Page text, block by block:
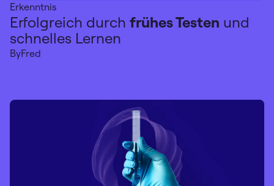
Erkenntnis
Erfolgreich durch frühes Testen und
schnelles Lernen
ByFred